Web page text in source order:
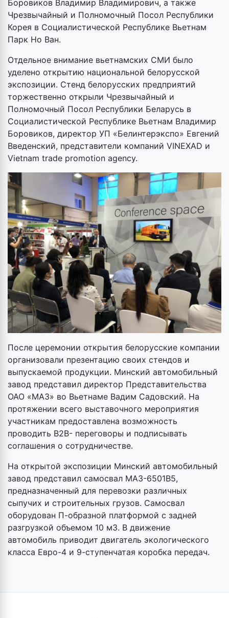
Боровиков Владимир Владимирович, а также
Чрезвычайный и Полномочный Посол Республики
Корея в Социалистической Республике Вьетнам
Парк Но Ван.
Отдельное внимание вьетнамских СМИ было
уделено открытию национальной белорусской
экспозиции. Стенд белорусских предприятий
торжественно открыли Чрезвычайный и
Полномочный Посол Республики Беларусь в
Социалистической Республике Вьетнам Владимир
Боровиков, директор УП «Белинтерэкспо» Евгений
Введенский, представители компаний VINEXAD и
Vietnam trade promotion agency.
После церемонии открытия белорусские компании
организовали презентацию своих стендов и
выпускаемой продукции. Минский автомобильный
завод представил директор Представительства
ОАО «МАЗ» во Вьетнаме Вадим Садовский. На
протяжении всего выставочного мероприятия
участникам предоставлена возможность
проводить В2В- переговоры и подписывать
соглашения о сотрудничестве.
На открытой экспозиции Минский автомобильный
завод представил самосвал МАЗ-6501В5,
предназначенный для перевозки различных
сыпучих и строительных грузов. Самосвал
оборудован П-образной платформой с задней
разгрузкой объемом 10 м3. В движение
автомобиль приводит двигатель экологического
класса Евро-4 и 9-ступенчатая коробка передач.